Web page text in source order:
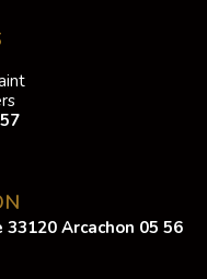
33120 Arcachon 05 56